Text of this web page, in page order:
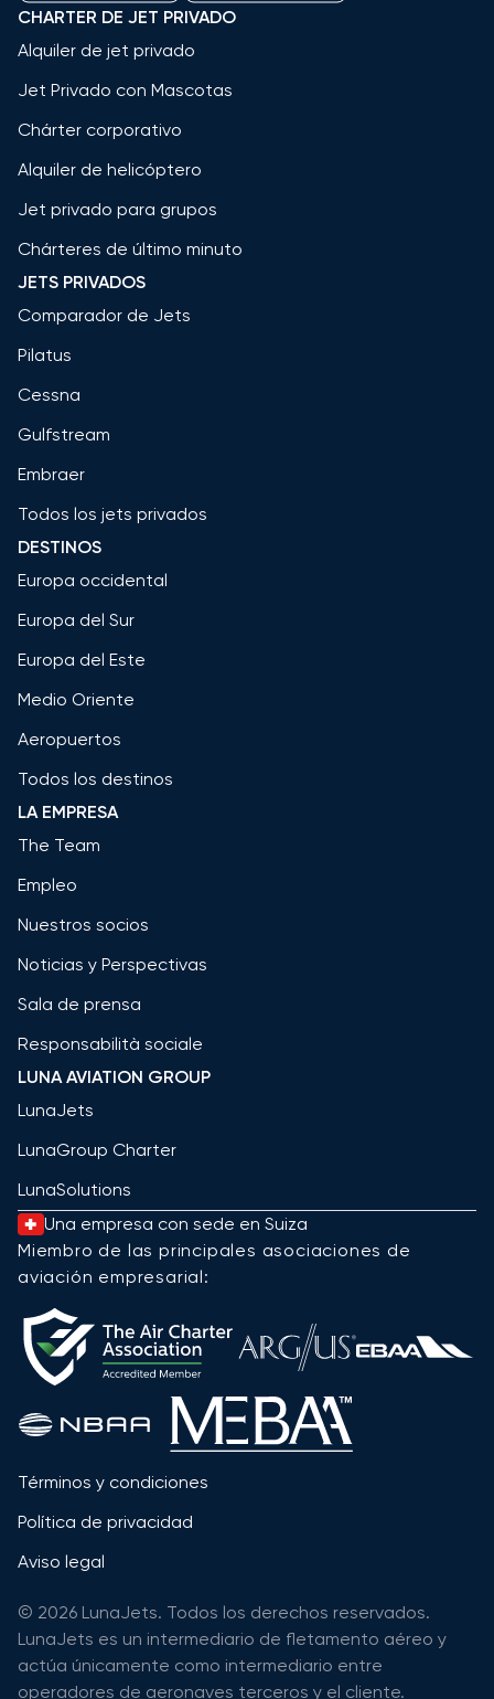
CHARTER DE JET PRIVADO
Alquiler de jet privado
Jet Privado con Mascotas
Chárter corporativo
Alquiler de helicóptero
Jet privado para grupos
Chárteres de último minuto
JETS PRIVADOS
Comparador de Jets
Pilatus
Cessna
Gulfstream
Embraer
Todos los jets privados
DESTINOS
Europa occidental
Europa del Sur
Europa del Este
Medio Oriente
Aeropuertos
Todos los destinos
LA EMPRESA
The Team
Empleo
Nuestros socios
Noticias y Perspectivas
Sala de prensa
Responsabilità sociale
LUNA AVIATION GROUP
LunaJets
LunaGroup Charter
LunaSolutions
Una empresa con sede en Suiza
Miembro de las principales asociaciones de
aviación empresarial:
Términos y condiciones
Política de privacidad
Aviso legal
© 2026 LunaJets. Todos los derechos reservados.
LunaJets es un intermediario de fletamento aéreo y
actúa únicamente como intermediario entre
operadores de aeronaves terceros y el cliente.